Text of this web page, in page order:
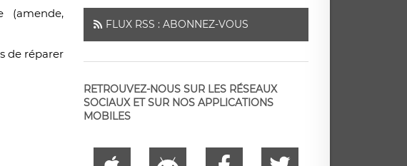
(amende,
de réparer
FLUX RSS : ABONNEZ-VOUS
RETROUVEZ-NOUS SUR LES RÉSEAUX
SOCIAUX ET SUR NOS APPLICATIONS
MOBILES